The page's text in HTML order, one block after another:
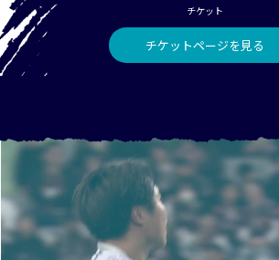
チケット
チケットページを見る